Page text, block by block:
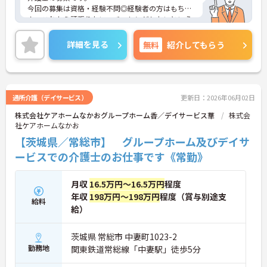
今回の募集は資格・経験不問◎経験者の方はもちろ
ん、これから頑張りたい、チャレンジしたいという
方にもオススメの求人です！
住宅手当や扶養手当、保育所手当など手当がとても
充実しています◎
無料駐車場完備なので、自家用車勤務の方には嬉し
いポイントです。
詳細をお話しいたしますのでお気軽にご相談くださ
い！
詳細を見る 無料 紹介してもらう
通所介護（デイサービス） 更新日：2026年06月02日
株式会社ケアホームなかおグループホーム香／デイサービス華
株式会
社ケアホームなかお
【茨城県／常総市】 グループホーム及びデイサ
ービスでの介護士のお仕事です《常勤》
給料
月収 16.5万円～16.5万円程度
年収 198万円～198万円程度（賞与別途支
給）
勤務地
茨城県 常総市 中妻町1023-2
関東鉄道常総線「中妻駅」徒歩5分